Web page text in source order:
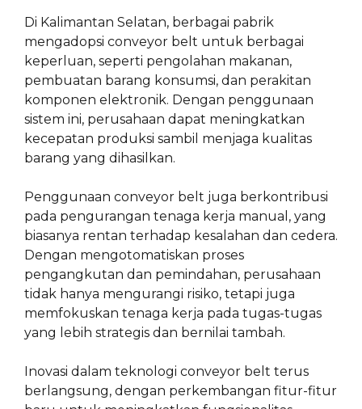
Di Kalimantan Selatan, berbagai pabrik
mengadopsi conveyor belt untuk berbagai
keperluan, seperti pengolahan makanan,
pembuatan barang konsumsi, dan perakitan
komponen elektronik. Dengan penggunaan
sistem ini, perusahaan dapat meningkatkan
kecepatan produksi sambil menjaga kualitas
barang yang dihasilkan.
Penggunaan conveyor belt juga berkontribusi
pada pengurangan tenaga kerja manual, yang
biasanya rentan terhadap kesalahan dan cedera.
Dengan mengotomatiskan proses
pengangkutan dan pemindahan, perusahaan
tidak hanya mengurangi risiko, tetapi juga
memfokuskan tenaga kerja pada tugas-tugas
yang lebih strategis dan bernilai tambah.
Inovasi dalam teknologi conveyor belt terus
berlangsung, dengan perkembangan fitur-fitur